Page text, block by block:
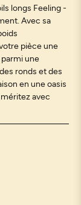
longs Feeling -
Avec sa
pièce une
une
ronds et des
en une oasis
avec